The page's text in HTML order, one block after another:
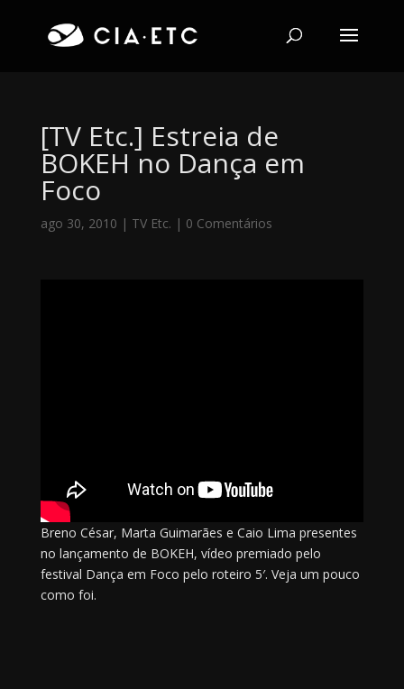
[TV Etc.] Estreia de
BOKEH no Dança em
Foco
ago 30, 2010 | TV Etc. | 0 Comentários
Breno César, Marta Guimarães e Caio Lima presentes
no lançamento de BOKEH, vídeo premiado pelo
festival Dança em Foco pelo roteiro 5′. Veja um pouco
como foi.